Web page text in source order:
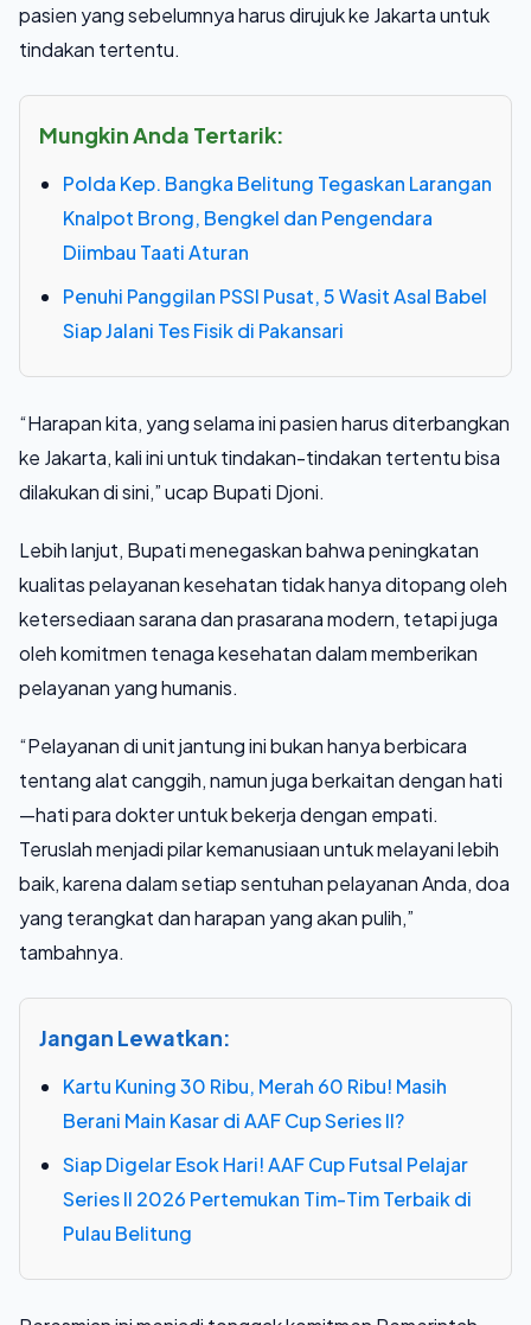
pasien yang sebelumnya harus dirujuk ke Jakarta untuk
tindakan tertentu.
Mungkin Anda Tertarik:
Polda Kep. Bangka Belitung Tegaskan Larangan
Knalpot Brong, Bengkel dan Pengendara
Diimbau Taati Aturan
Penuhi Panggilan PSSI Pusat, 5 Wasit Asal Babel
Siap Jalani Tes Fisik di Pakansari
“Harapan kita, yang selama ini pasien harus diterbangkan
ke Jakarta, kali ini untuk tindakan-tindakan tertentu bisa
dilakukan di sini,” ucap Bupati Djoni.
Lebih lanjut, Bupati menegaskan bahwa peningkatan
kualitas pelayanan kesehatan tidak hanya ditopang oleh
ketersediaan sarana dan prasarana modern, tetapi juga
oleh komitmen tenaga kesehatan dalam memberikan
pelayanan yang humanis.
“Pelayanan di unit jantung ini bukan hanya berbicara
tentang alat canggih, namun juga berkaitan dengan hati
—hati para dokter untuk bekerja dengan empati.
Teruslah menjadi pilar kemanusiaan untuk melayani lebih
baik, karena dalam setiap sentuhan pelayanan Anda, doa
yang terangkat dan harapan yang akan pulih,”
tambahnya.
Jangan Lewatkan:
Kartu Kuning 30 Ribu, Merah 60 Ribu! Masih
Berani Main Kasar di AAF Cup Series II?
Siap Digelar Esok Hari! AAF Cup Futsal Pelajar
Series II 2026 Pertemukan Tim-Tim Terbaik di
Pulau Belitung